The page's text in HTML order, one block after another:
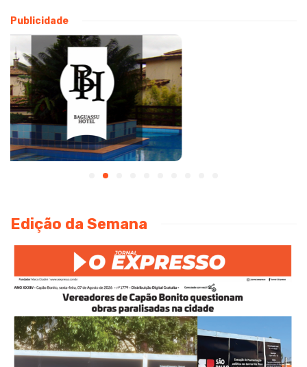
Publicidade
Edição da Semana